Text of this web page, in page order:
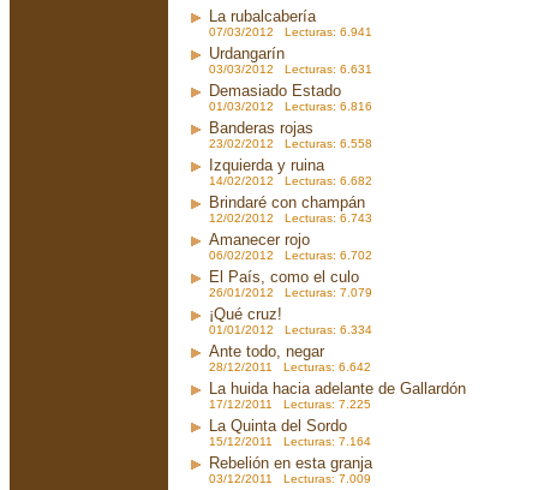
La rubalcabería
07/03/2012 Lecturas: 6.941
Urdangarín
03/03/2012 Lecturas: 6.631
Demasiado Estado
01/03/2012 Lecturas: 6.816
Banderas rojas
23/02/2012 Lecturas: 6.558
Izquierda y ruina
14/02/2012 Lecturas: 6.682
Brindaré con champán
12/02/2012 Lecturas: 6.743
Amanecer rojo
06/02/2012 Lecturas: 6.702
El País, como el culo
26/01/2012 Lecturas: 7.079
¡Qué cruz!
01/01/2012 Lecturas: 6.334
Ante todo, negar
28/12/2011 Lecturas: 6.642
La huida hacia adelante de Gallardón
17/12/2011 Lecturas: 7.225
La Quinta del Sordo
15/12/2011 Lecturas: 7.164
Rebelión en esta granja
03/12/2011 Lecturas: 7.009